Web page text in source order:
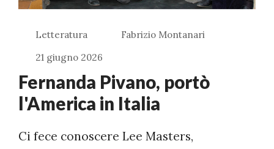
Letteratura
Fabrizio Montanari
21 giugno 2026
Fernanda Pivano, portò
l'America in Italia
Ci fece conoscere Lee Masters,